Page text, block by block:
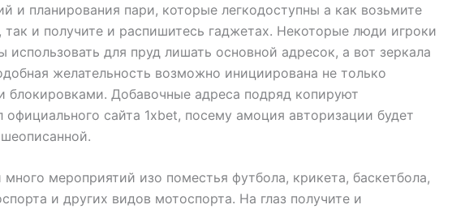
и планирования пари, которые легкодоступны а как возьмите
так и получите и распишитесь гаджетах. Некоторые люди игроки
использовать для пруд лишать основной адресок, а вот зеркала
желательность возможно инициирована не только
блокировками. Добавочные адреса подряд копируют
официального сайта 1xbet, посему амоция авторизации будет
мероприятий изо поместья футбола, крикета, баскетбола,
и других видов мотоспорта. На глаз получите и